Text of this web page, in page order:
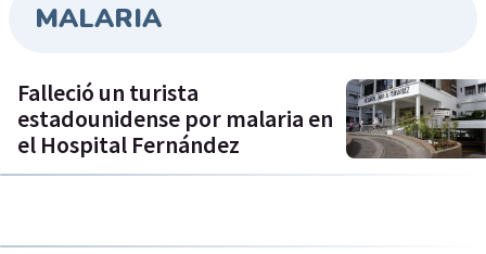
MALARIA
Falleció un turista
estadounidense por malaria en
el Hospital Fernández